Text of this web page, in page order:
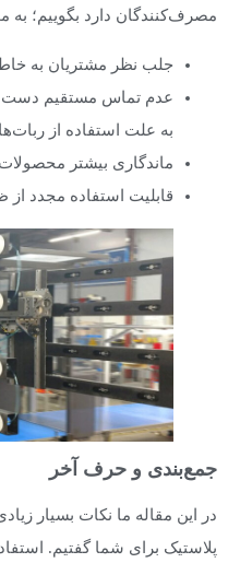
مصرف‌کنندگان دارد بگوییم؛ به
جلب نظر مشتریان به
عدم تماس مستقیم دست
به علت استفاده از ربات‌ها
ماندگاری بیشتر محصولات
قابلیت استفاده مجدد
جمع‌بندی و حرف آخر
پلاستیک برای شما گفتیم.